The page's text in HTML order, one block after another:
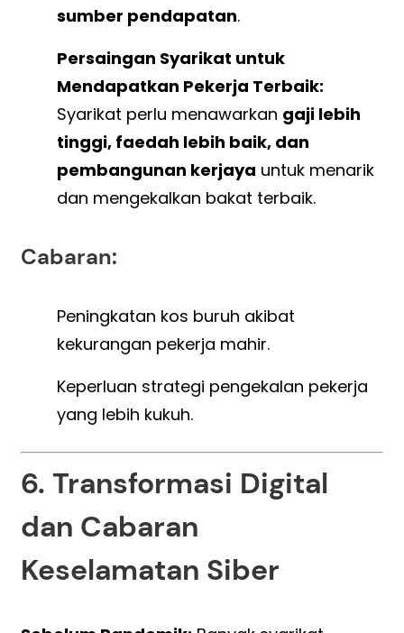
sumber pendapatan.
Persaingan Syarikat untuk
Mendapatkan Pekerja Terbaik:
Syarikat perlu menawarkan gaji lebih
tinggi, faedah lebih baik, dan
pembangunan kerjaya untuk menarik
dan mengekalkan bakat terbaik.
Cabaran:
Peningkatan kos buruh akibat
kekurangan pekerja mahir.
Keperluan strategi pengekalan pekerja
yang lebih kukuh.
6. Transformasi Digital
dan Cabaran
Keselamatan Siber